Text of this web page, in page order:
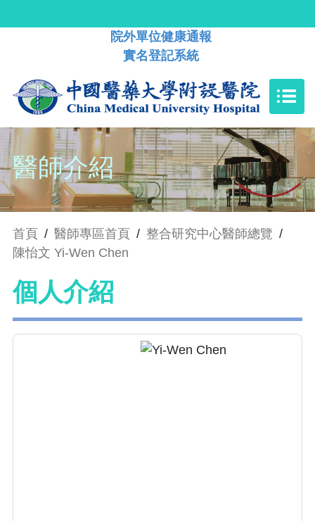
院外單位健康通報
實名登記系統
醫師介紹
首頁 / 醫師專區首頁 / 整合研究中心醫師總覽 /
陳怡文 Yi-Wen Chen
個人介紹